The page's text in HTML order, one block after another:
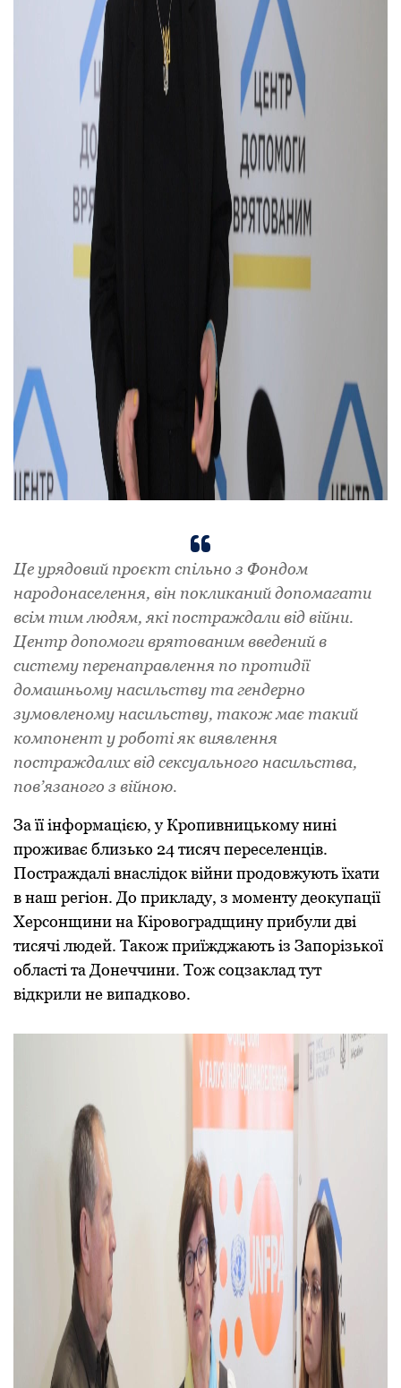
Це урядовий проєкт спільно з Фондом
народонаселення, він покликаний допомагати
всім тим людям, які постраждали від війни.
Центр допомоги врятованим введений в
систему перенаправлення по протидії
домашньому насильству та гендерно
зумовленому насильству, також має такий
компонент у роботі як виявлення
постраждалих від сексуального насильства,
пов’язаного з війною.
За її інформацією, у Кропивницькому нині
проживає близько 24 тисяч переселенців.
Постраждалі внаслідок війни продовжують їхати
в наш регіон. До прикладу, з моменту деокупації
Херсонщини на Кіровоградщину прибули дві
тисячі людей. Також приїжджають із Запорізької
області та Донеччини. Тож соцзаклад тут
відкрили не випадково.